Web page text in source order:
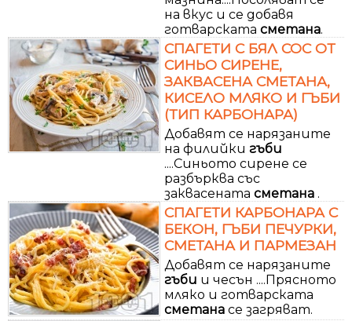
на вкус и се добавя
готварската сметана.
СПАГЕТИ С БЯЛ СОС ОТ
СИНЬО СИРЕНЕ,
ЗАКВАСЕНА СМЕТАНА,
КИСЕЛО МЛЯКО И ГЪБИ
(ТИП КАРБОНАРА)
Добавят се нарязаните
на филийки гъби
....Синьото сирене се
разбърква със
заквасената сметана .
СПАГЕТИ КАРБОНАРА С
БЕКОН, ГЪБИ ПЕЧУРКИ,
СМЕТАНА И ПАРМЕЗАН
Добавят се нарязаните
гъби и чесън ....Прясното
мляко и готварската
сметана се загряват.